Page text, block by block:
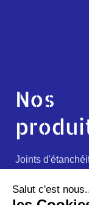
Nos
Joints
Fourreaux